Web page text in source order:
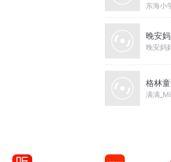
东海小
晚安
晚安妈
格林
满满